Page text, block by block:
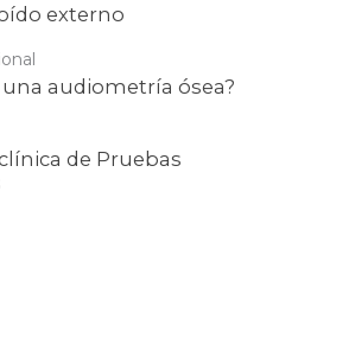
externo
audiometría ósea?
de Pruebas